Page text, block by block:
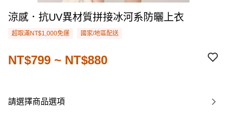
涼感．抗UV異材質拼接冰河系防曬上衣
超取滿NT$1,000免運 國家/地區配送
NT$799 ~ NT$880
請選擇商品選項